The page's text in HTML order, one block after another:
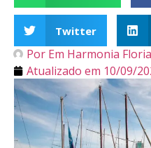
Twitter
Por Em Harmonia
Atualizado em 10/09/